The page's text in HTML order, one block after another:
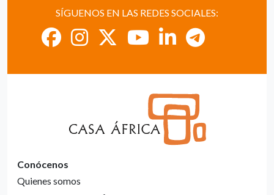
SÍGUENOS EN LAS REDES SOCIALES:
Conócenos
Quienes somos